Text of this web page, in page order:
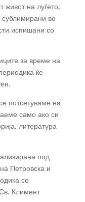
живот на луѓето,
сублимирани во
испишани со
за време на
ќе
потсетуваме на
само ако си
литература
под
Петровска и
со
Климент